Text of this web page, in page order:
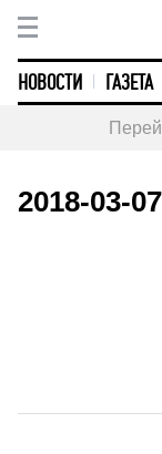
НОВОСТИ ГАЗЕТА
2018-03-07